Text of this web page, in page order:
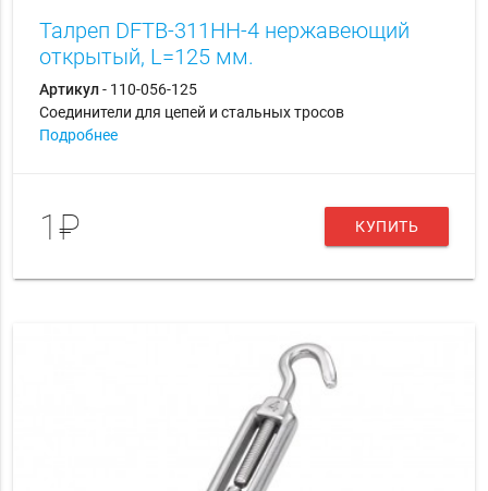
Талреп DFTB-311HH-4 нержавеющий
открытый, L=125 мм.
Артикул- 110-056-125
Соединители для цепей и стальных тросов
Подробнее
1₽ КУПИТЬ